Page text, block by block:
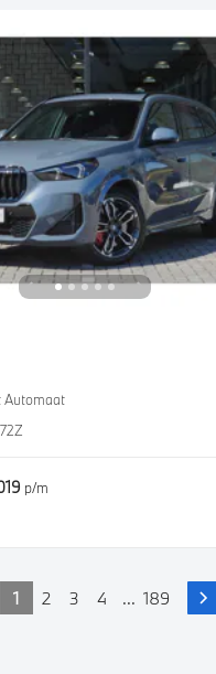
Automaat
p/m
1 2 3 4 ... 189